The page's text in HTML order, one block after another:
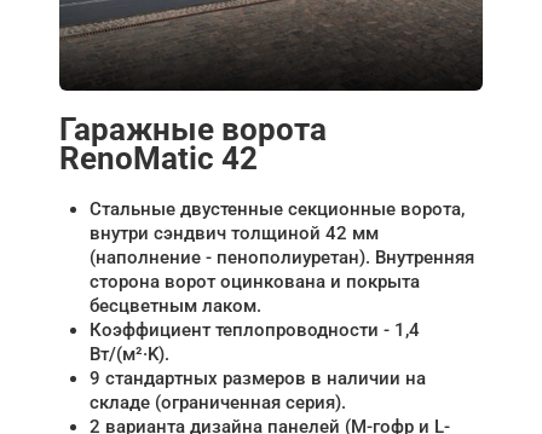
Гаражные ворота
RenoMatic 42
Стальные двустенные секционные ворота,
внутри сэндвич толщиной 42 мм
(наполнение - пенополиуретан). Внутренняя
сторона ворот оцинкована и покрыта
бесцветным лаком.
Коэффициент теплопроводности - 1,4
Вт/(м²·K).
9 стандартных размеров в наличии на
складе (ограниченная серия).
2 варианта дизайна панелей (М-гофр и L-